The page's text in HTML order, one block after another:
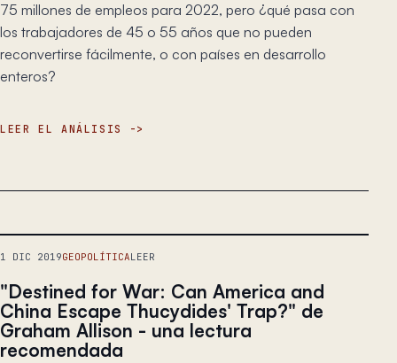
75 millones de empleos para 2022, pero ¿qué pasa con
los trabajadores de 45 o 55 años que no pueden
reconvertirse fácilmente, o con países en desarrollo
enteros?
LEER EL ANÁLISIS
1 DIC 2019GEOPOLÍTICALEER
"Destined for War: Can America and
China Escape Thucydides' Trap?" de
Graham Allison - una lectura
recomendada